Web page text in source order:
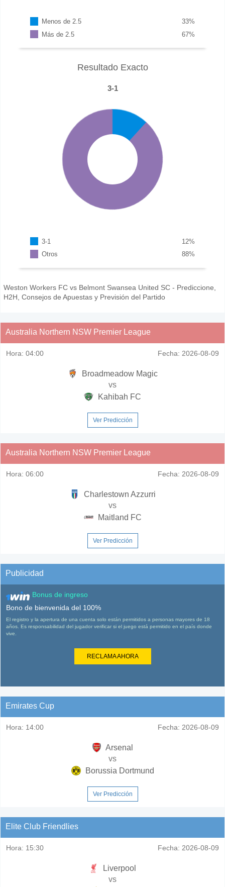
Menos de 2.5 %
33
Más de 2.5
%
67
Resultado Exacto
3-1
3-1 %
12
Otros
%
88
Weston Workers FC vs Belmont Swansea United SC - Prediccione,
H2H, Consejos de Apuestas y Previsión del Partido
Australia Northern NSW Premier League
Hora: 04:00 Fecha: 2026-08-09
Broadmeadow Magic
vs
Kahibah FC
Ver Predicción
Australia Northern NSW Premier League
Hora: 06:00 Fecha: 2026-08-09
Charlestown Azzurri
vs
Maitland FC
Ver Predicción
Publicidad
Bonus de ingreso
Bono de bienvenida del 100%
El registro y la apertura de una cuenta solo están permitidos a personas mayores de 18
años. Es responsabilidad del jugador verificar si el juego está permitido en el país donde
vive.
RECLAMA AHORA
Emirates Cup
Hora: 14:00 Fecha: 2026-08-09
Arsenal
vs
Borussia Dortmund
Ver Predicción
Elite Club Friendlies
Hora: 15:30 Fecha: 2026-08-09
Liverpool
vs